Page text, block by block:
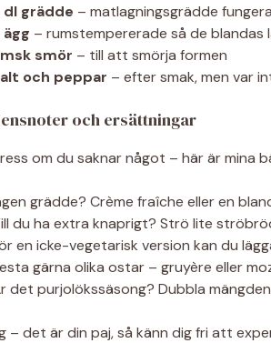
dl grädde – matlagningsgrädde
ägg – rumstempererade så de blandas
msk smör – till att smörja formen
och peppar – efter smak, men var
och ersättningar
om du saknar något – här är mina
grädde? Crème fraîche eller en
du ha extra knaprigt? Strö lite
en icke-vegetarisk version kan du
gärna olika ostar – gruyère eller
det purjolökssäsong? Dubbla
– det är din paj, så känn dig fri att